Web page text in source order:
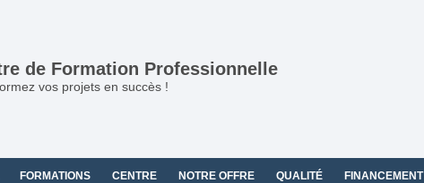
de Formation Professionnelle
vos projets en succès !
FORMATIONS CENTRE NOTRE OFFRE QUALITÉ FINANCEMENT